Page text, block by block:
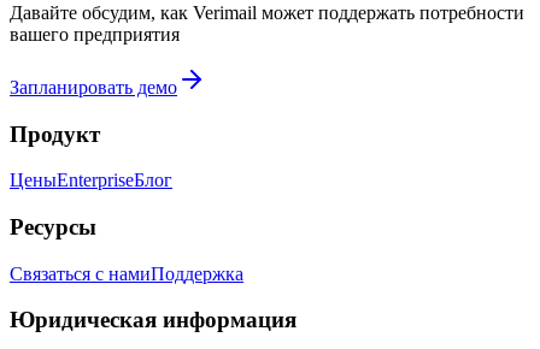
Давайте обсудим, как Verimail может поддержать потребности
вашего предприятия
Запланировать демо
Продукт
ЦеныEnterpriseБлог
Ресурсы
Связаться с намиПоддержка
Юридическая информация